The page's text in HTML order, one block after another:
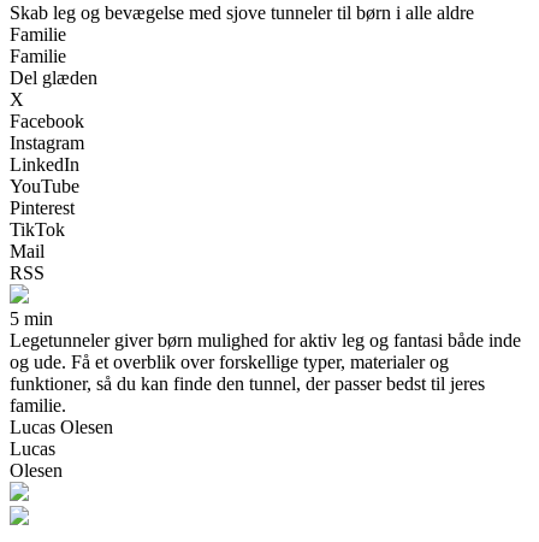
Skab leg og bevægelse med sjove tunneler til børn i alle aldre
Familie
Familie
Del glæden
X
Facebook
Instagram
LinkedIn
YouTube
Pinterest
TikTok
Mail
RSS
5 min
Legetunneler giver børn mulighed for aktiv leg og fantasi både inde
og ude. Få et overblik over forskellige typer, materialer og
funktioner, så du kan finde den tunnel, der passer bedst til jeres
familie.
Lucas Olesen
Lucas
Olesen